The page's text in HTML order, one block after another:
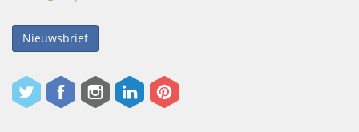
Nieuwsbrief